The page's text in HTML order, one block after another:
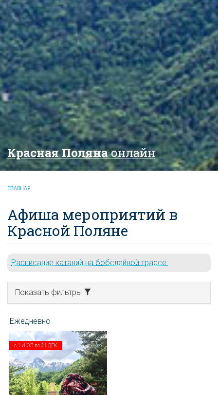
Красная Полянаонлайн
ГЛАВНАЯ
Афиша мероприятий в
Красной Поляне
Расписание катаний на бобслейной трассе.
Показать фильтры
с 1 ИЮЛ по31 ДЕК